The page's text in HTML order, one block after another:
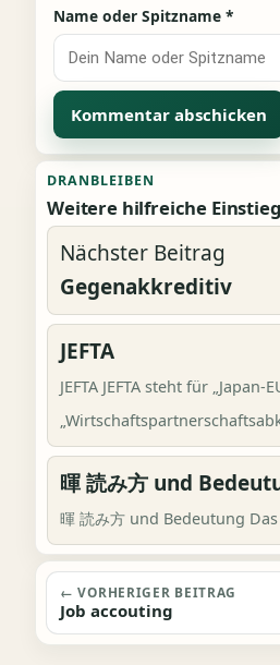
Name oder Spitzname *
Alternative:
DRANBLEIBEN
Weitere hilfreiche
Nächster Beitrag
Gegenakkreditiv
JEFTA
JEFTA JEFTA steht für
暉 読み方 und
暉 読み方 und Bedeutung
← VORHERIGER BEITRAG
Job accouting